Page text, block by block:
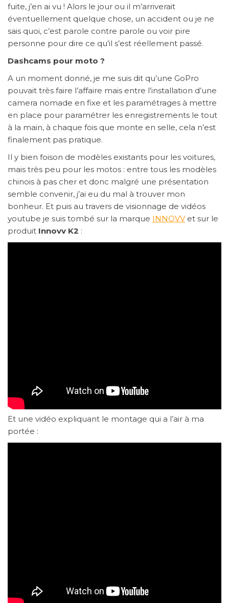
fuite, j’en ai vu ! Alors le jour ou il m’arriverait
éventuellement quelque chose, un accident ou je ne
sais quoi, c’est parole contre parole ou voir pire
personne pour dire ce qu’il s’est réellement passé.
Dashcams pour moto ?
A un moment donné, je me suis dit qu’une GoPro
pouvait très faire l’affaire mais entre l’installation d’une
camera nomade en fixe et les paramétrages à mettre
en place pour paramétrer les enregistrements le tout
à la main, à chaque fois que monte en selle, cela n’est
finalement pas pratique.
Il y bien foison de modèles existants pour les voitures,
mais très peu pour les motos : entre tous les modèles
chinois à pas cher et donc malgré une présentation
semble convenir, j’ai eu du mal à trouver mon
bonheur. Et puis au travers de visionnage de vidéos
youtube je suis tombé sur la marque INNOVVet sur le
produit Innovv K2 :
Et une vidéo expliquant le montage qui a l’air à ma
portée :